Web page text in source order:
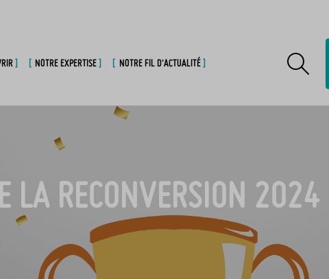
NOTRE EXPERTISE NOTRE FIL D’ACTUALITÉ
LA RECONVERSION 2024